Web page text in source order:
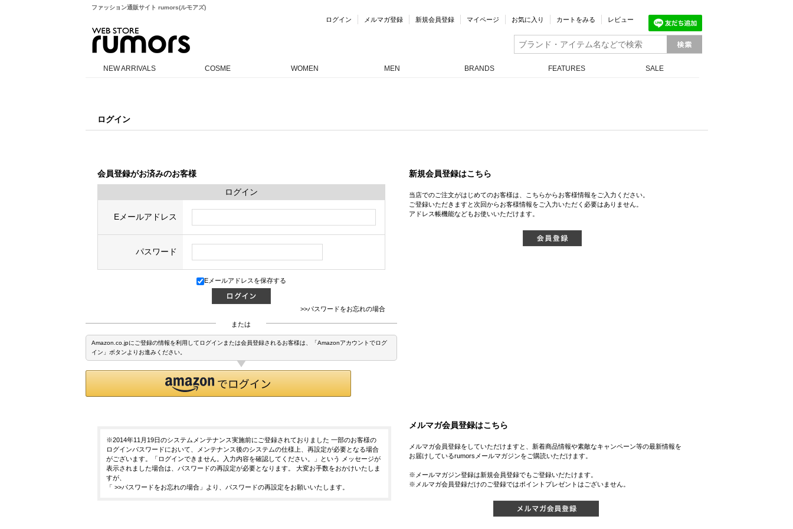
ファッション通販サイト rumors(ルモアズ)
ログイン メルマガ登録 新規会員登録 マイページ お気に入り カートをみる レビュー
NEW ARRIVALS COSME WOMEN MEN BRANDS FEATURES SALE
ログイン
会員登録がお済みのお客様
ログイン
Eメールアドレス
パスワード
Eメールアドレスを保存する
>>パスワードをお忘れの場合
または
Amazon.co.jpにご登録の情報を利用してログインまたは会員登録されるお客様は、「Amazonアカウントでログ
イン」ボタンよりお進みください。
新規会員登録はこちら
当店でのご注文がはじめてのお客様は、こちらからお客様情報をご入力ください。
ご登録いただきますと次回からお客様情報をご入力いただく必要はありません。
アドレス帳機能などもお使いいただけます。
※2014年11月19日のシステムメンテナンス実施前にご登録されておりました 一部のお客様の
ログインパスワードにおいて、メンテナンス後のシステムの仕様上、再設定が必要となる場合
がございます。「ログインできません。入力内容を確認してください。」という メッセージが
表示されました場合は、パスワードの再設定が必要となります。 大変お手数をおかけいたしま
すが、
「 >>パスワードをお忘れの場合」より、パスワードの再設定をお願いいたします。
メルマガ会員登録はこちら
メルマガ会員登録をしていただけますと、新着商品情報や素敵なキャンペーン等の最新情報を
お届けしているrumorsメールマガジンをご購読いただけます。
※メールマガジン登録は新規会員登録でもご登録いだたけます。
※メルマガ会員登録だけのご登録ではポイントプレゼントはございません。